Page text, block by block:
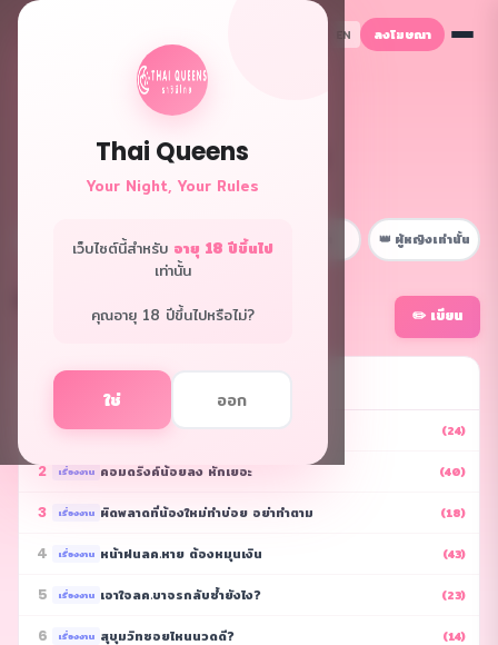
Thai Queens
Your Night, Your Rules
เว็บไซต์นี้สำหรับ อายุ 18 ปีขึ้นไป
เท่านั้น
คุณอายุ 18 ปีขึ้นไปหรือไม่?
ใช่ ออก
EN ลงโฆษณา
👑 ฟอรั่มควีนส์
พื้นที่ลับเฉพาะพี่ๆ
📋 หน้าหลัก 💼 เรื่องงาน 👑 ผู้หญิงเท่านั้น
กระทู้ทั้งหมด 507
✏️ เขียน
🔥 ยอดนิยม
เรื่องงาน ลค.ขอเบอร์ ให้ดีป่าว (24)
2 เรื่องงาน คอมดริ๊งค์น้อยลง หักเยอะ (40)
3 เรื่องงาน ผิดพลาดที่น้องใหม่ทำบ่อย อย่าทำตาม (18)
4 เรื่องงาน หน้าฝนลค.หาย ต้องหมุนเงิน (43)
5 เรื่องงาน เอาใจลค.ขาจรกลับซ้ำยังไง? (23)
6 เรื่องงาน สุขุมวิทซอยไหนนวดดี? (14)